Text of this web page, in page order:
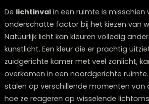
kamer hebben allemaal invloed op
het beste werkt. Een kleine ruimte
vergroot worden met lichte kleuren
terwijl een grote ruimte juist warmte
tinten.
Delichtinvalin een ruimte is